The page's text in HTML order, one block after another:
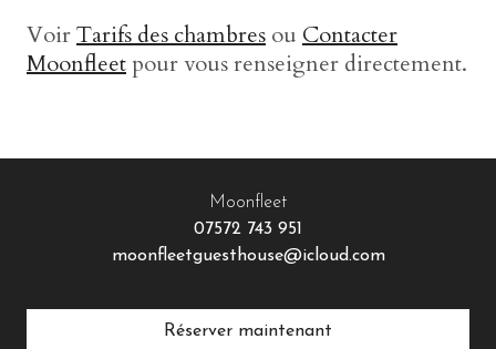
VoirTarifs des chambres ou Contacter
Moonfleet pour vous renseigner directement.
Moonfleet
07572 743 951
moonfleetguesthouse@icloud.com
Réserver maintenant